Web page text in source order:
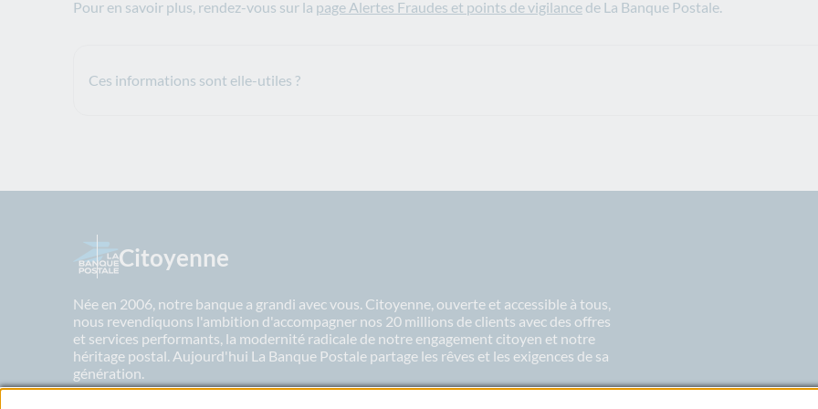
Pour en savoir plus, rendez-vous sur la page Alertes Fraudes et points de vigilance de La Banque Postale.
Ces informations sont elle-utiles ?
Citoyenne
Née en 2006, notre banque a grandi avec vous. Citoyenne, ouverte et accessible à tous,
nous revendiquons l'ambition d'accompagner nos 20 millions de clients avec des offres
et services performants, la modernité radicale de notre engagement citoyen et notre
héritage postal. Aujourd'hui La Banque Postale partage les rêves et les exigences de sa
génération.